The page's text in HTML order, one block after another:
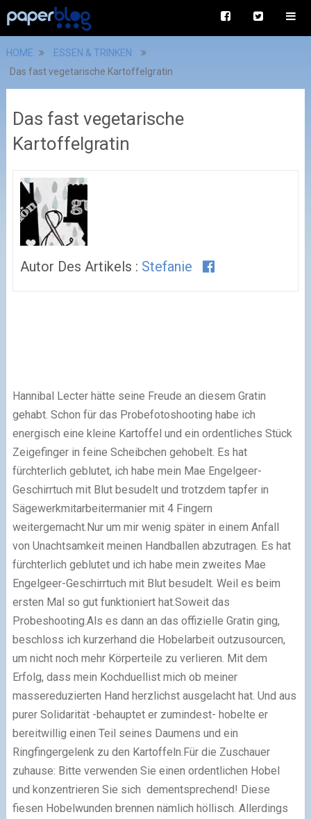
HOME
ESSEN & TRINKEN
Das fast vegetarische Kartoffelgratin
Das fast vegetarische
Kartoffelgratin
Autor Des Artikels : Stefanie
Hannibal Lecter hätte seine Freude an diesem Gratin
gehabt. Schon für das Probefotoshooting habe ich
energisch eine kleine Kartoffel und ein ordentliches Stück
Zeigefinger in feine Scheibchen gehobelt. Es hat
fürchterlich geblutet, ich habe mein Mae Engelgeer-
Geschirrtuch mit Blut besudelt und trotzdem tapfer in
Sägewerkmitarbeitermanier mit 4 Fingern
weitergemacht.Nur um mir wenig später in einem Anfall
von Unachtsamkeit meinen Handballen abzutragen. Es hat
fürchterlich geblutet und ich habe mein zweites Mae
Engelgeer-Geschirrtuch mit Blut besudelt. Weil es beim
ersten Mal so gut funktioniert hat.Soweit das
Probeshooting.Als es dann an das offizielle Gratin ging,
beschloss ich kurzerhand die Hobelarbeit outzusourcen,
um nicht noch mehr Körperteile zu verlieren. Mit dem
Erfolg, dass mein Kochduellist mich ob meiner
massereduzierten Hand herzlichst ausgelacht hat. Und aus
purer Solidarität -behauptet er zumindest- hobelte er
bereitwillig einen Teil seines Daumens und ein
Ringfingergelenk zu den Kartoffeln.Für die Zuschauer
zuhause: Bitte verwenden Sie einen ordentlichen Hobel
und konzentrieren Sie sich dementsprechend! Diese
fiesen Hobelwunden brennen nämlich höllisch. Allerdings